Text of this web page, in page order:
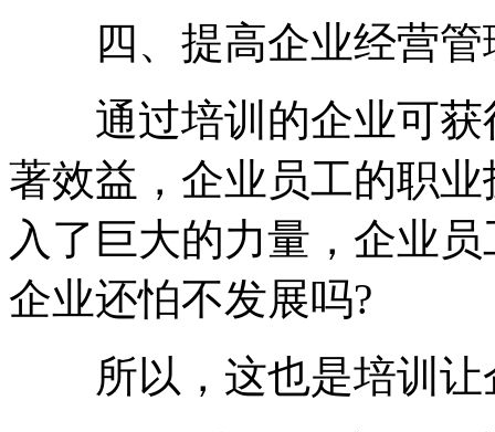
四、提高企业经营管
通过培训的企业可获
著效益，企业员工的职
入了巨大的力量，企业
企业还怕不发展吗?
所以，这也是培训让